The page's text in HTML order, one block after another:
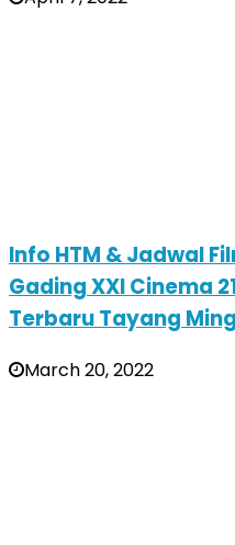
Info HTM & Jadwal
Gading XXI Cinema
Terbaru Tayang
March 20, 2022